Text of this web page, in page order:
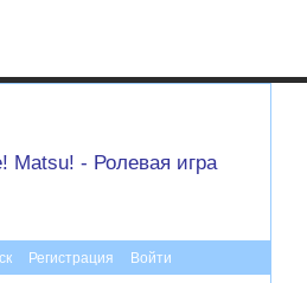
Matsu! - Ролевая игра
Регистрация Войти